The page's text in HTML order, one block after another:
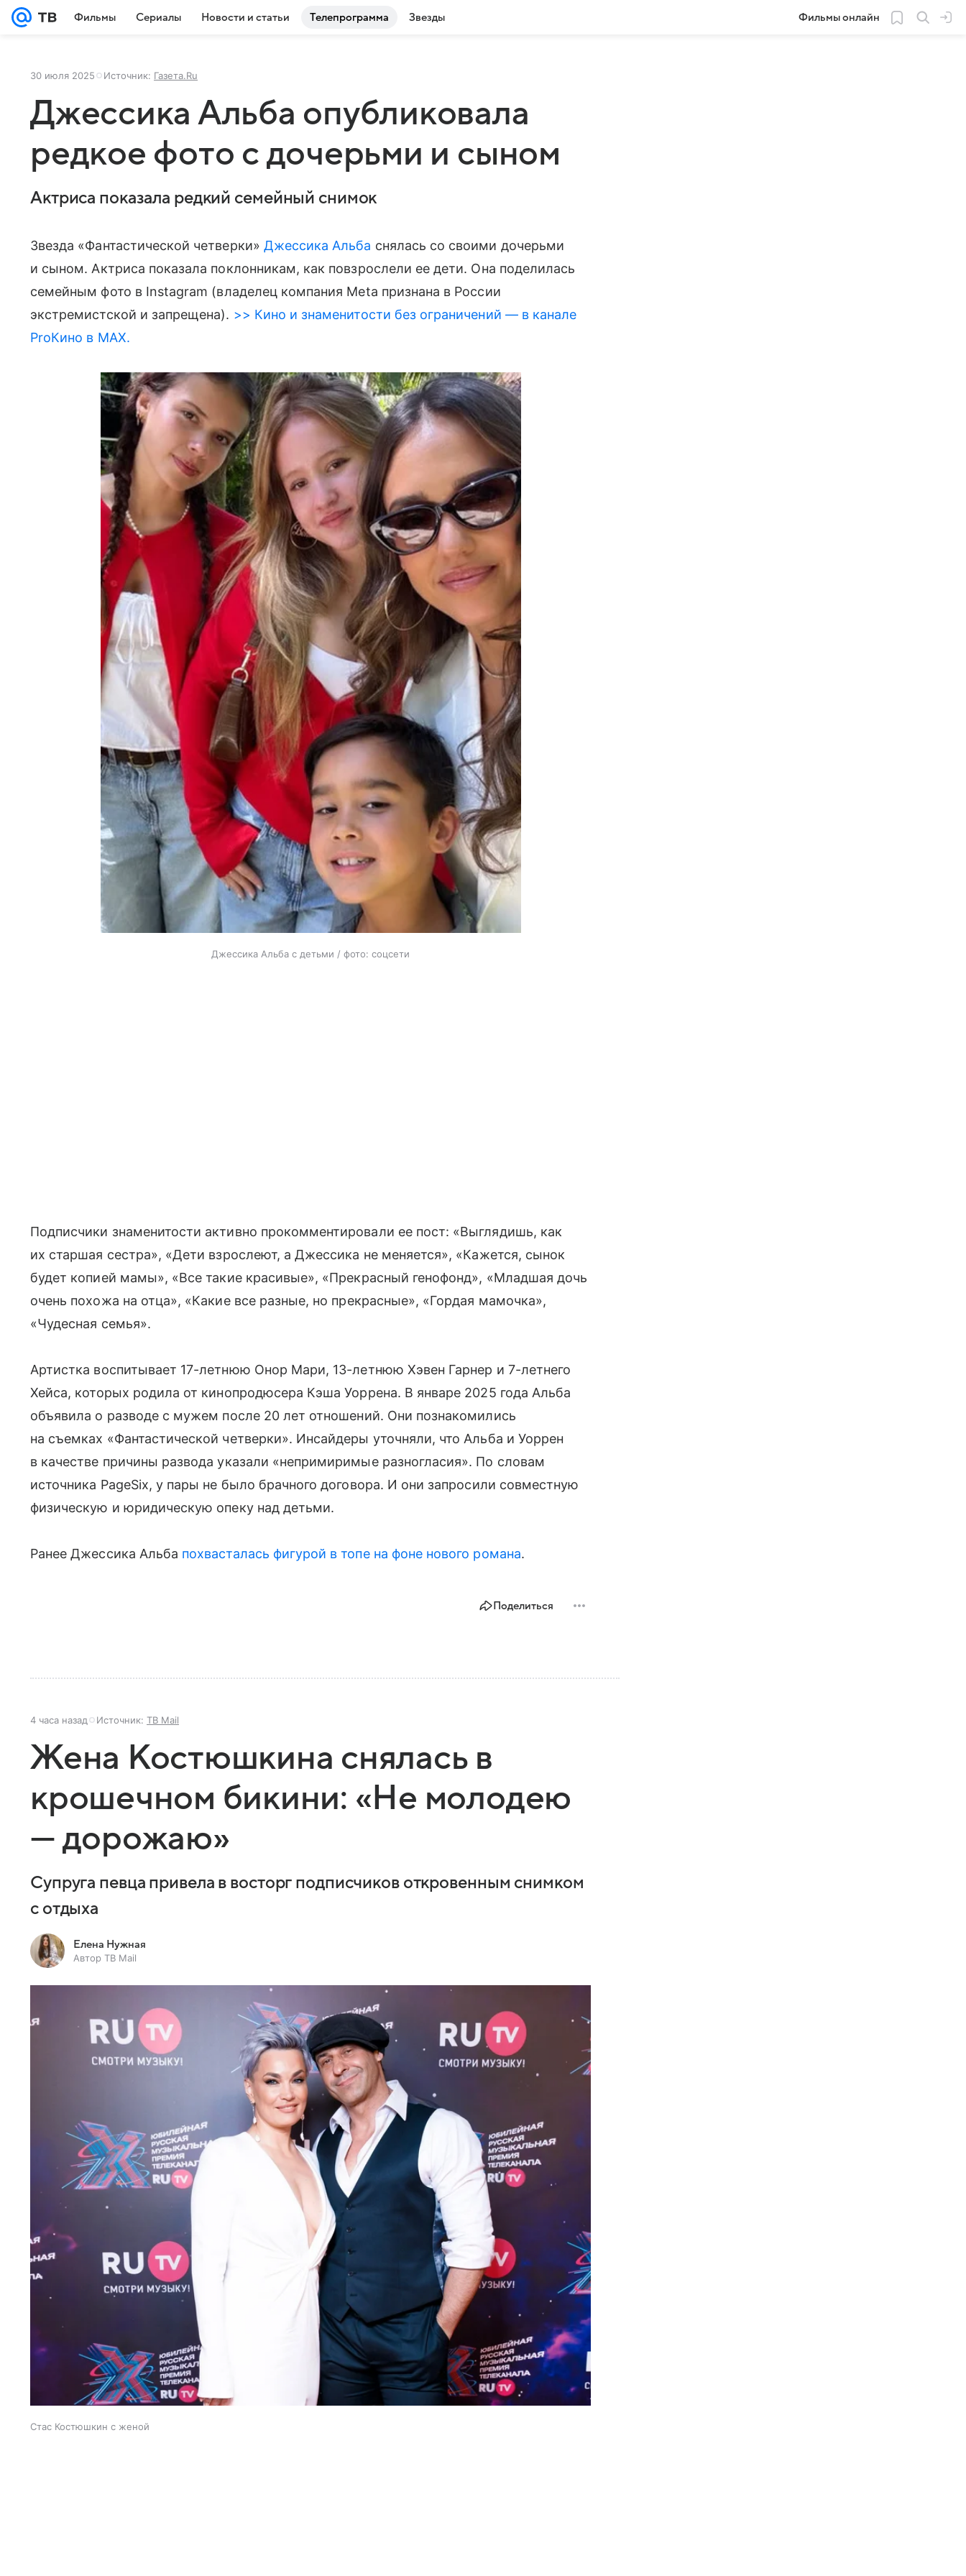
Фильмы Сериалы Новости и статьи Телепрограмма Звезды Фильмы онлайн
30 июля 2025 Источник: Газета.Ru
Джессика Альба опубликовала
редкое фото с дочерьми и сыном
Актриса показала редкий семейный снимок
Звезда «Фантастической четверки» Джессика Альба снялась со своими дочерьми
и сыном. Актриса показала поклонникам, как повзрослели ее дети. Она поделилась
семейным фото в Instagram (владелец компания Meta признана в России
экстремистской и запрещена). >> Кино и знаменитости без ограничений — в канале
ProКино в MAX.
Джессика Альба с детьми / фото: соцсети
Подписчики знаменитости активно прокомментировали ее пост: «Выглядишь, как
их старшая сестра», «Дети взрослеют, а Джессика не меняется», «Кажется, сынок
будет копией мамы», «Все такие красивые», «Прекрасный генофонд», «Младшая дочь
очень похожа на отца», «Какие все разные, но прекрасные», «Гордая мамочка»,
«Чудесная семья».
Артистка воспитывает 17-летнюю Онор Мари, 13-летнюю Хэвен Гарнер и 7-летнего
Хейса, которых родила от кинопродюсера Кэша Уоррена. В январе 2025 года Альба
объявила о разводе с мужем после 20 лет отношений. Они познакомились
на съемках «Фантастической четверки». Инсайдеры уточняли, что Альба и Уоррен
в качестве причины развода указали «непримиримые разногласия». По словам
источника PageSix, у пары не было брачного договора. И они запросили совместную
физическую и юридическую опеку над детьми.
Ранее Джессика Альба похвасталась фигурой в топе на фоне нового романа.
Поделиться
4 часа назад Источник: ТВ Mail
Жена Костюшкина снялась в
крошечном бикини: «Не молодею
— дорожаю»
Супруга певца привела в восторг подписчиков откровенным снимком
с отдыха
Елена Нужная
Автор ТВ Mail
Стас Костюшкин с женой